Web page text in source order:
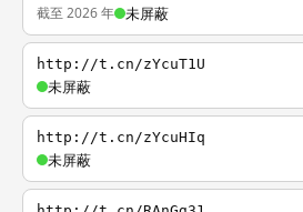
截至 2026 年 未屏蔽
http://t.cn/zYcuT1U
未屏蔽
http://t.cn/zYcuHIq
未屏蔽